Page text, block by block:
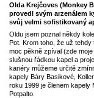
Olda Krejčoves (Monkey
provedl svým arzenálem
svůj velmi sofistikovaný
Oldu jsem poznal někdy
Pot. Krom toho, že už
moc pěkně zpíval (zde
slušnou řádkou kapel a
kariéry můžeme určitě
kapely Báry Basikové,
roku 1999 je členem kapely
Potpalto.